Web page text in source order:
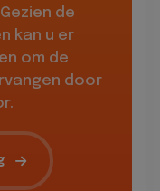
de
kan u er
om de
door